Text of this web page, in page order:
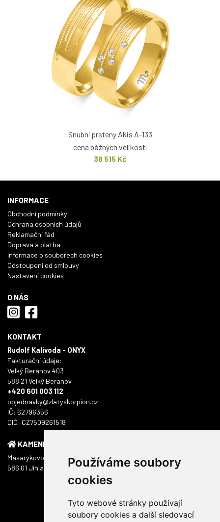
Používáme soubory
cookies
Tyto webové stránky používají
soubory cookies a další sledovací
Snubní prsteny Akis A-133
cena běžných velikostí
38 515 Kč
INFORMACE
Obchodní podmínky
Ochrana osobních údajů
Reklamační řád
Doprava a platba
Informace o souborech cookies
Odstoupení od smlouvy
Nastavení cookies
O NÁS
KONTAKT
Rudolf Kalivoda - ONYX
Fakturační údaje:
Velký Beranov 403
588 21 Velký Beranov
+420 601 003 112
objednavky@zlatyskorpion.cz
IČ: 62796356
DIČ: CZ7509261518
KAMENNÁ PRODEJNA
Masarykovo náměstí 1217/51
586 01 Jihlava